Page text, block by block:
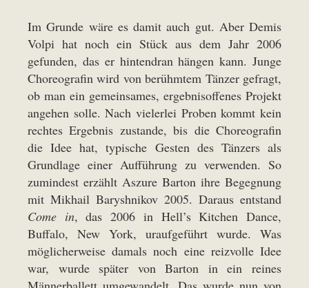
Im Grunde wäre es damit auch gut. Aber Demis
Volpi hat noch ein Stück aus dem Jahr 2006
gefunden, das er hintendran hängen kann. Junge
Choreografin wird von berühmtem Tänzer gefragt,
ob man ein gemeinsames, ergebnisoffenes Projekt
angehen solle. Nach vielerlei Proben kommt kein
rechtes Ergebnis zustande, bis die Choreografin
die Idee hat, typische Gesten des Tänzers als
Grundlage einer Aufführung zu verwenden. So
zumindest erzählt Aszure Barton ihre Begegnung
mit Mikhail Baryshnikov 2005. Daraus entstand
Come in, das 2006 in Hell’s Kitchen Dance,
Buffalo, New York, uraufgeführt wurde. Was
möglicherweise damals noch eine reizvolle Idee
war, wurde später von Barton in ein reines